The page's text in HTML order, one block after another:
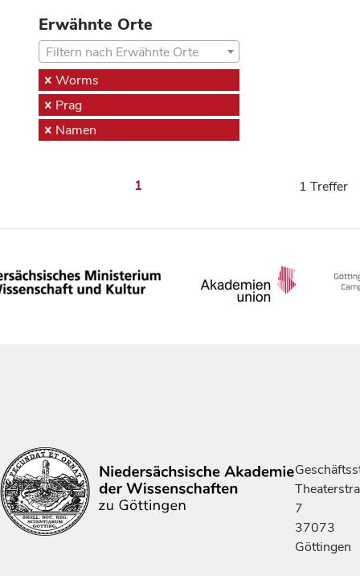
Erwähnte Orte
Filtern nach Erwähnte Orte
Worms
Prag
Namen
1 1 Treffer
7
37073
Göttingen